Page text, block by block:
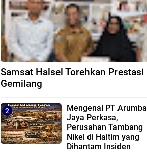
Samsat Halsel Torehkan Prestasi
Gemilang
Mengenal PT Arumba
Jaya Perkasa,
Perusahan Tambang
Nikel di Haltim yang
Dihantam Insiden